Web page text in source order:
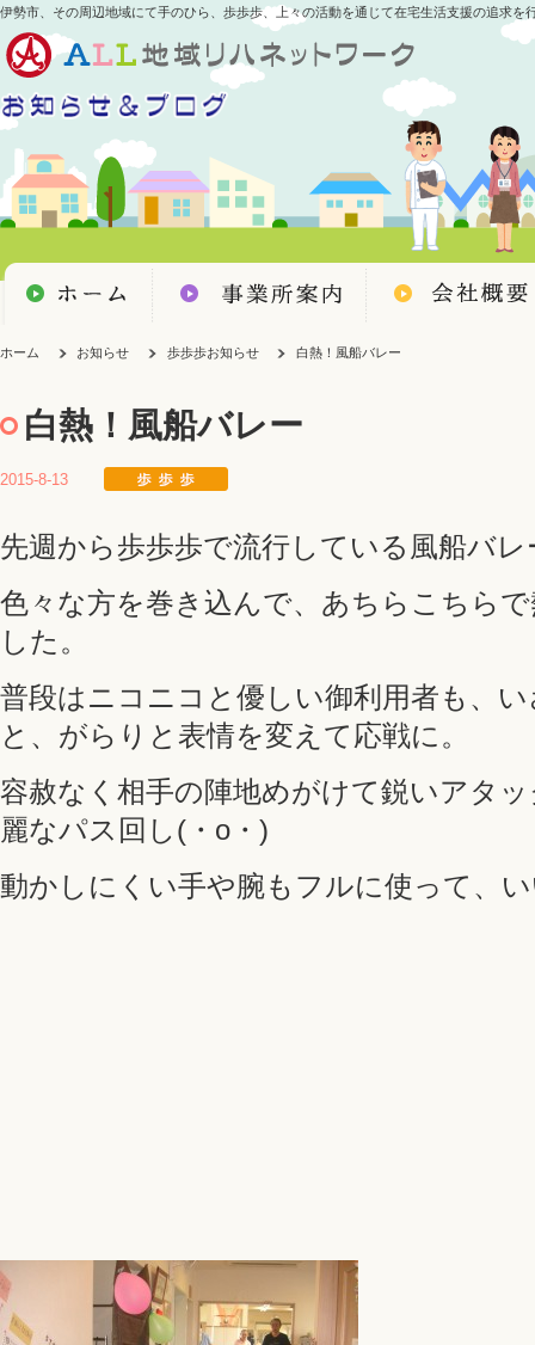
伊勢市、その周辺地域にて手のひら、歩歩歩、上々の活動を通じて在宅生活支援の追求を
ホーム お知らせ 歩歩歩お知らせ 白熱！風船バレー
白熱！風船バレー
2015-8-13
先週から歩歩歩で流行している風船バレ
色々な方を巻き込んで、あちらこちら
した。
普段はニコニコと優しい御利用者も、
と、がらりと表情を変えて応戦に。
容赦なく相手の陣地めがけて鋭いアタ
麗なパス回し(・o・)
動かしにくい手や腕もフルに使って、